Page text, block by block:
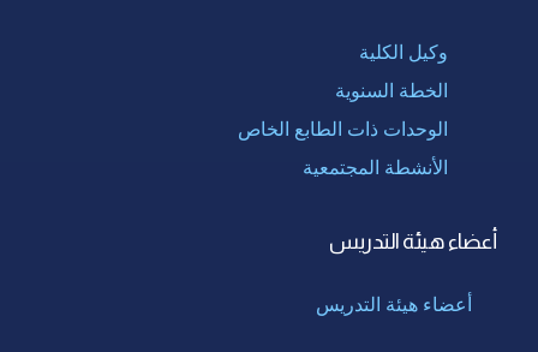
وكيل الكلية
الخطة السنوية
الوحدات ذات الطابع الخاص
الأنشطة المجتمعية
أعضاء هيئة التدريس
أعضاء هيئة التدريس